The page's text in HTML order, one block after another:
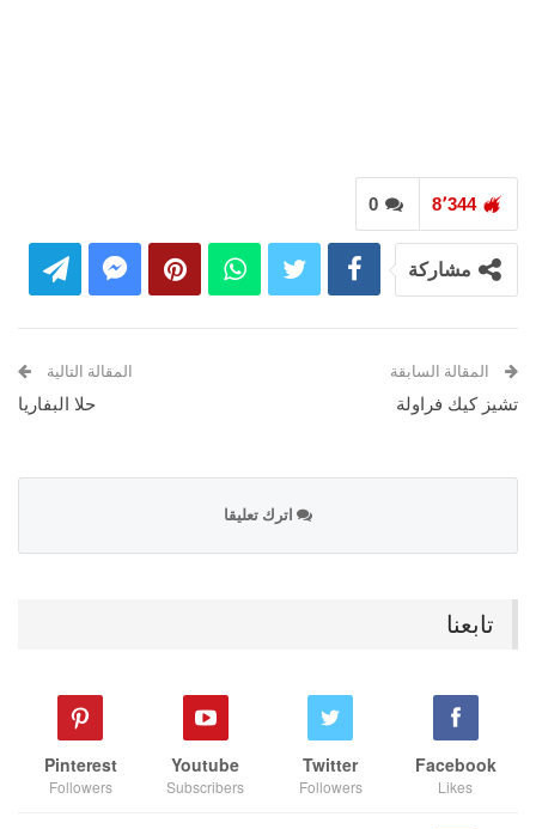
0 8٬344
مشاركة
المقالة السابقة
تشيز كيك فراولة
المقالة التالية
حلا البفاريا
اترك تعليقا
تابعنا
Facebook
Likes
Twitter
Followers
Youtube
Subscribers
Pinterest
Followers